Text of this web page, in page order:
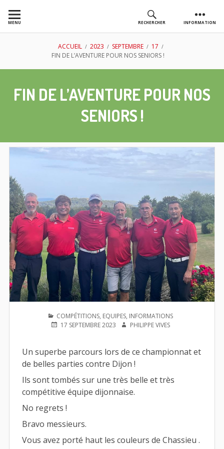
auMENU RECHERCHER INFORMATION
AS GOLF
CHASSIEU
D'ARIANE
ACCUEIL 2023 SEPTEMBRE
17
FIN DE L’AVENTURE POUR NOS SENIORS !
FIN DE L’AVENTURE POUR NOS
SENIORS !
PUBLIÉ
DANS
COMPÉTITIONS, EQUIPES, INFORMATIONS
17 SEPTEMBRE 2023 AUTEURPHILIPPE VIVES
Un superbe parcours lors de ce championnat et
de belles parties contre Dijon !
Ils sont tombés sur une très belle et très
compétitive équipe dijonnaise.
No regrets !
Bravo messieurs.
Vous avez porté haut les couleurs de Chassieu .